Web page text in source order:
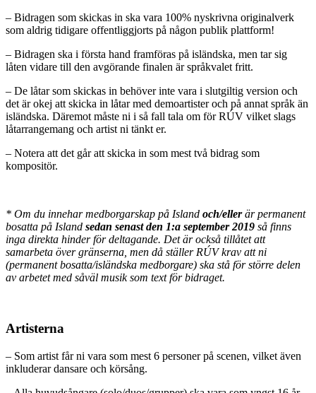
– Bidragen som skickas in ska vara 100% nyskrivna originalverk
som aldrig tidigare offentliggjorts på någon publik plattform!
– Bidragen ska i första hand framföras på isländska, men tar sig
låten vidare till den avgörande finalen är språkvalet fritt.
– De låtar som skickas in behöver inte vara i slutgiltig version och
det är okej att skicka in låtar med demoartister och på annat språk än
isländska. Däremot måste ni i så fall tala om för RÚV vilket slags
låtarrangemang och artist ni tänkt er.
– Notera att det går att skicka in som mest två bidrag som
kompositör.
* Om du innehar medborgarskap på Island och/ellerär permanent
bosatta på Island sedan senast den 1:a september 2019 så finns
inga direkta hinder för deltagande. Det är också tillåtet att
samarbeta över gränserna, men då ställer RÚV krav att ni
(permanent bosatta/isländska medborgare) ska stå för större delen
av arbetet med såväl musik som text för bidraget.
Artisterna
– Som artist får ni vara som mest 6 personer på scenen, vilket även
inkluderar dansare och körsång.